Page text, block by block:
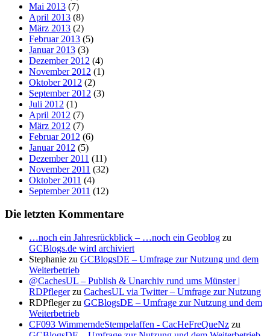
Mai 2013 (7)
April 2013 (8)
März 2013 (2)
Februar 2013 (5)
Januar 2013 (3)
Dezember 2012 (4)
November 2012 (1)
Oktober 2012 (2)
September 2012 (3)
Juli 2012 (1)
April 2012 (7)
März 2012 (7)
Februar 2012 (6)
Januar 2012 (5)
Dezember 2011 (11)
November 2011 (32)
Oktober 2011 (4)
September 2011 (12)
Die letzten Kommentare
…noch ein Jahresrückblick – …noch ein Geoblog zu
GCBlogs.de wird archiviert
Stephanie zu GCBlogsDE – Umfrage zur Nutzung und dem
Weiterbetrieb
@CachesUL – Publish & Unarchiv rund ums Münster |
RDPflegerzu CachesUL via Twitter – Umfrage zur Nutzung
RDPflegerzu GCBlogsDE – Umfrage zur Nutzung und dem
Weiterbetrieb
CF093 WimmerndeStempelaffen - CacHeFreQueNz zu